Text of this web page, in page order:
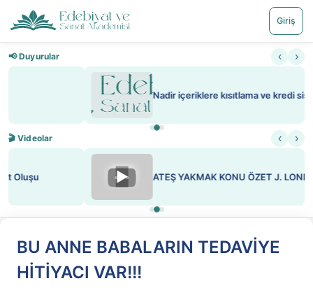
Giriş
📢 Duyurular ‹ ›
Nadir içeriklere kısıtlama ve kredi sistemi getirildi
🎬 Videolar ‹ ›
ATEŞ YAKMAK KONU ÖZET J. LONDON
BU ANNE BABALARIN TEDAVİYE
HİTİYACI VAR!!!